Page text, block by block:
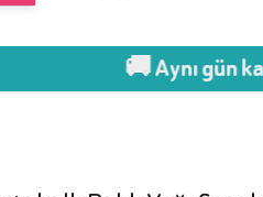
🚚 Aynı gün kargo